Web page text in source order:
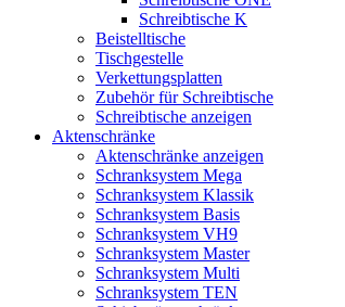
Schreibtische K
Beistelltische
Tischgestelle
Verkettungsplatten
Zubehör für Schreibtische
Schreibtische anzeigen
Aktenschränke
Aktenschränke anzeigen
Schranksystem Mega
Schranksystem Klassik
Schranksystem Basis
Schranksystem VH9
Schranksystem Master
Schranksystem Multi
Schranksystem TEN